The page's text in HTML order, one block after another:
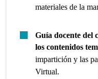
materiales de la
Guía docente del
los contenidos
impartición y las
Virtual.